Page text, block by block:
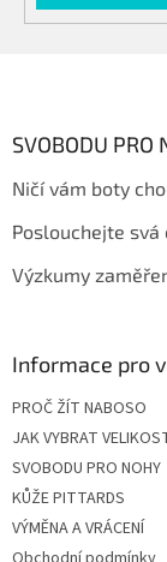
SVOBODU PRO
Ničí vám boty
Poslouchejte
Výzkumy
Informace pro
PROČ ŽÍT NABOSO
JAK VYBRAT
SVOBODU PRO NOHY
KŮŽE PITTARDS
VÝMĚNA A VRÁCENÍ